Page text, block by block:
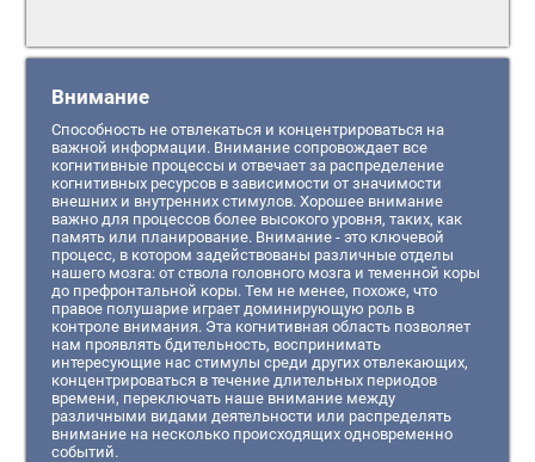
Внимание
Способность не отвлекаться и концентрироваться на
важной информации. Внимание сопровождает все
когнитивные процессы и отвечает за распределение
когнитивных ресурсов в зависимости от значимости
внешних и внутренних стимулов. Хорошее внимание
важно для процессов более высокого уровня, таких, как
память или планирование. Внимание - это ключевой
процесс, в котором задействованы различные отделы
нашего мозга: от ствола головного мозга и теменной коры
до префронтальной коры. Тем не менее, похоже, что
правое полушарие играет доминирующую роль в
контроле внимания. Эта когнитивная область позволяет
нам проявлять бдительность, воспринимать
интересующие нас стимулы среди других отвлекающих,
концентрироваться в течение длительных периодов
времени, переключать наше внимание между
различными видами деятельности или распределять
внимание на несколько происходящих одновременно
событий.